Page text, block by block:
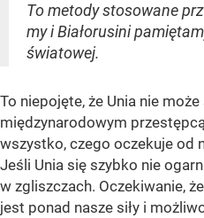
To metody stosowane
my i Białorusini
światowej.
To niepojęte, że Unia nie
międzynarodowym
wszystko, czego oczekuje od
Jeśli Unia się szybko nie
w zgliszczach. Oczekiwanie,
jest ponad nasze siły i